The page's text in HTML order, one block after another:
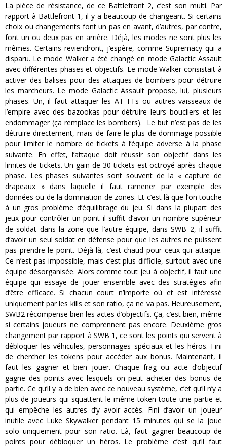
La pièce de résistance, de ce Battlefront 2, c’est son multi. Par
rapport à Battlefront 1, il y a beaucoup de changeant. Si certains
choix ou changements font un pas en avant, d’autres, par contre,
font un ou deux pas en arrière. Déjà, les modes ne sont plus les
mêmes. Certains reviendront, j’espère, comme Supremacy qui a
disparu. Le mode Walker a été changé en mode Galactic Assault
avec différentes phases et objectifs. Le mode Walker consistait à
activer des balises pour des attaques de bombers pour détruire
les marcheurs. Le mode Galactic Assault propose, lui, plusieurs
phases. Un, il faut attaquer les AT-TTs ou autres vaisseaux de
l’empire avec des bazookas pour détruire leurs boucliers et les
endommager (ça remplace les bombers). Le but n’est pas de les
détruire directement, mais de faire le plus de dommage possible
pour limiter le nombre de tickets à l’équipe adverse à la phase
suivante. En effet, l’attaque doit réussir son objectif dans les
limites de tickets. Un gain de 30 tickets est octroyé après chaque
phase. Les phases suivantes sont souvent de la « capture de
drapeaux » dans laquelle il faut ramener par exemple des
données ou de la domination de zones. Et c’est là que l’on touche
à un gros problème d’équilibrage du jeu. Si dans la plupart des
jeux pour contrôler un point il suffit d’avoir un nombre supérieur
de soldat dans la zone que l’autre équipe, dans SWB 2, il suffit
d’avoir un seul soldat en défense pour que les autres ne puissent
pas prendre le point. Déjà là, c’est chaud pour ceux qui attaque.
Ce n’est pas impossible, mais c’est plus difficile, surtout avec une
équipe désorganisée. Alors comme tout jeu à objectif, il faut une
équipe qui essaye de jouer ensemble avec des stratégies afin
d’être efficace. Si chacun court n’importe où et est intéressé
uniquement par les kills et son ratio, ça ne va pas. Heureusement,
SWB2 récompense bien les actes d’objectifs. Ça, c’est bien, même
si certains joueurs ne comprennent pas encore. Deuxième gros
changement par rapport à SWB 1, ce sont les points qui servent à
débloquer les véhicules, personnages spéciaux et les héros. Fini
de chercher les tokens pour accéder aux bonus. Maintenant, il
faut les gagner et bien jouer. Chaque frag ou acte d’objectif
gagne des points avec lesquels on peut acheter des bonus de
partie. Ce qu’il y a de bien avec ce nouveau système, c’et qu’il n’y a
plus de joueurs qui squattent le même token toute une partie et
qui empêche les autres d’y avoir accès. Fini d’avoir un joueur
inutile avec Luke Skywalker pendant 15 minutes qui se la joue
solo uniquement pour son ratio. Là, faut gagner beaucoup de
points pour débloquer un héros. Le problème c’est qu’il faut